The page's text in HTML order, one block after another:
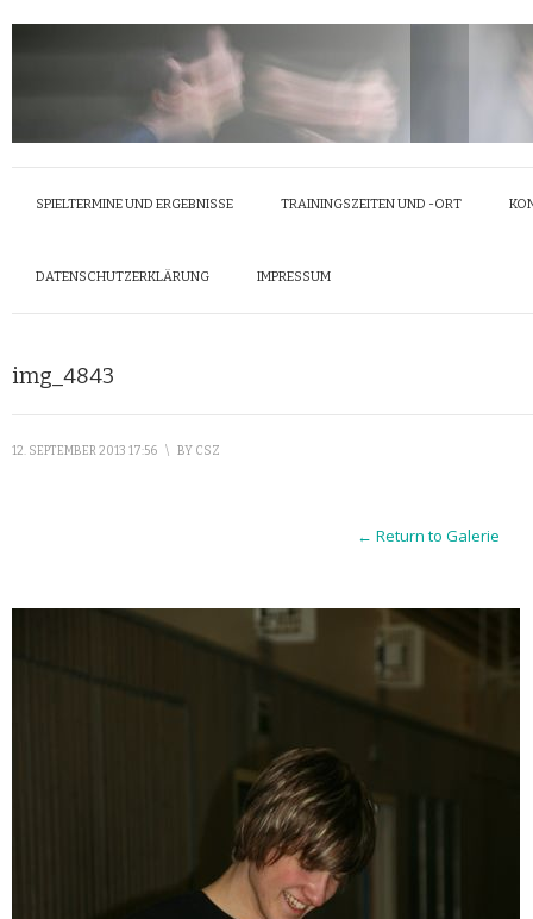
SPIELTERMINE UND ERGEBNISSE TRAININGSZEITEN UND -ORT
DATENSCHUTZERKLÄRUNG IMPRESSUM
img_4843
12. SEPTEMBER 2013 17:56 \ BY CSZ
← Return to Galerie